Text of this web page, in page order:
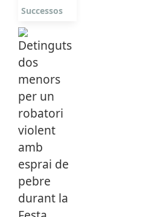
Successos